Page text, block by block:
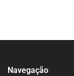
Navegação